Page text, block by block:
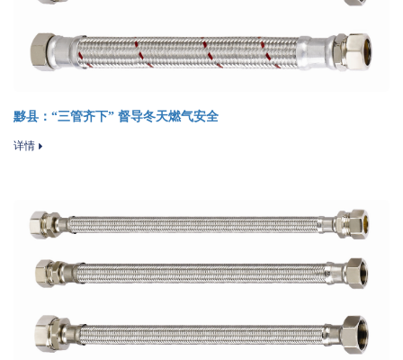
黟县：“三管齐下” 督导冬天燃气安全
详情